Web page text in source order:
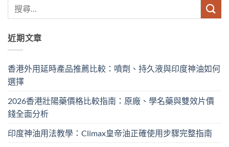
近期文章
香港外用延時產品推薦比較：噴劑、持久液與印度神油如何
選擇
2026香港壯陽藥價格比較指南：原廠、學名藥與雙效片價
錢全面分析
印度神油用法教學：Climax皇帝油正確使用步驟完整指南